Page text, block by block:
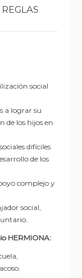
social
a lograr su
de los hijos en
difíciles
de los
complejo y
social,
HERMIONA: